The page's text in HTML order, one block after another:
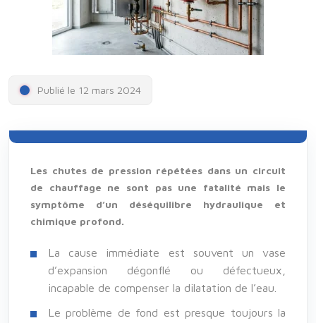
Publié le 12 mars 2024
Les chutes de pression répétées dans un circuit
de chauffage ne sont pas une fatalité mais le
symptôme d’un déséquilibre hydraulique et
chimique profond.
La cause immédiate est souvent un vase
d’expansion dégonflé ou défectueux,
incapable de compenser la dilatation de l’eau.
Le problème de fond est presque toujours la